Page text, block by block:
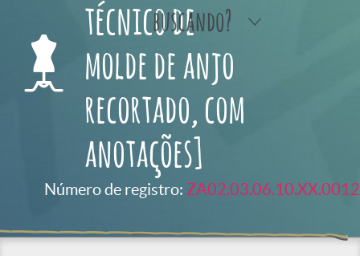
buscando?
técnico de
molde de anjo
recortado, com
anotações]
Número de registro: ZA02.03.06.10.XX.0012